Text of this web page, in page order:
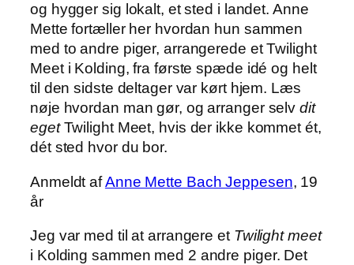
og hygger sig lokalt, et sted i landet. Anne
Mette fortæller her hvordan hun sammen
med to andre piger, arrangerede et Twilight
Meet i Kolding, fra første spæde idé og helt
til den sidste deltager var kørt hjem. Læs
nøje hvordan man gør, og arranger selvdit
egetTwilight Meet, hvis der ikke kommet ét,
dét sted hvor du bor.
Anmeldt afAnne Mette Bach Jeppesen, 19
år
Jeg var med til at arrangere et Twilight meet
i Kolding sammen med 2 andre piger. Det